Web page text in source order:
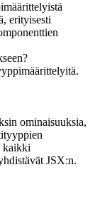
erityisesti
ominaisuuksia,
kaikki
JSX:n.